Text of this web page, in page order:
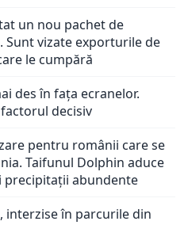
un nou pachet de
Sunt vizate exporturile de
le cumpără
des în fața ecranelor.
decisiv
pentru românii care se
Taifunul Dolphin aduce
precipitații abundente
interzise în parcurile din